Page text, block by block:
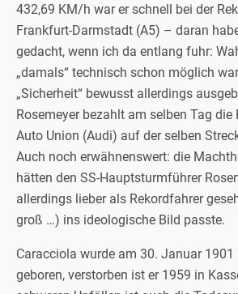
432,69 KM/h war er schnell bei der
Frankfurt-Darmstadt (A5) – daran
gedacht, wenn ich da entlang fuhr:
„damals“ technisch schon möglich
„Sicherheit“ bewusst allerdings
Rosemeyer bezahlt am selben Tag
Auto Union (Audi) auf der selben
Auch noch erwähnenswert: die
hätten den SS-Hauptsturmführer
allerdings lieber als Rekordfahrer
groß …) ins ideologische Bild passte.
Caracciola wurde am 30. Januar 1901
geboren, verstorben ist er 1959 in